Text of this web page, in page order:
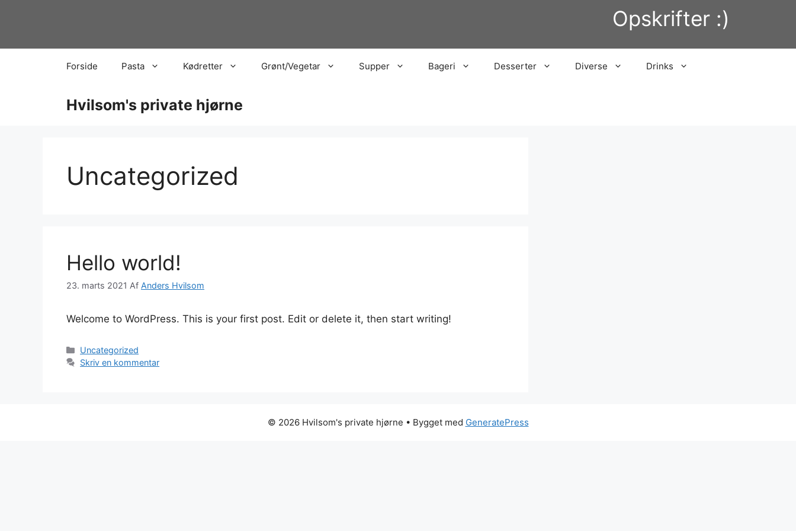
Opskrifter :)
Forside Pasta Kødretter Grønt/Vegetar Supper Bageri Desserter Diverse Drinks
Hvilsom's private hjørne
Uncategorized
Hello world!
23. marts 2021 Af Anders Hvilsom
Welcome to WordPress. This is your first post. Edit or delete it, then start writing!
Kategorier
Uncategorized
Skriv en kommentar
© 2026 Hvilsom's private hjørne • Bygget med GeneratePress